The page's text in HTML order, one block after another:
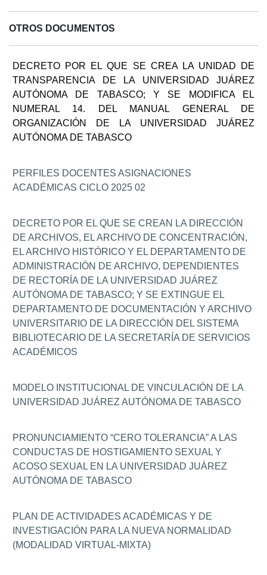
OTROS DOCUMENTOS
DECRETO POR EL QUE SE CREA LA UNIDAD DE
TRANSPARENCIA DE LA UNIVERSIDAD JUÁREZ
AUTÓNOMA DE TABASCO; Y SE MODIFICA EL
NUMERAL 14. DEL MANUAL GENERAL DE
ORGANIZACIÓN DE LA UNIVERSIDAD JUÁREZ
AUTÓNOMA DE TABASCO
PERFILES DOCENTES ASIGNACIONES
ACADÉMICAS CICLO 2025 02
DECRETO POR EL QUE SE CREAN LA DIRECCIÓN
DE ARCHIVOS, EL ARCHIVO DE CONCENTRACIÓN,
EL ARCHIVO HISTÓRICO Y EL DEPARTAMENTO DE
ADMINISTRACIÓN DE ARCHIVO, DEPENDIENTES
DE RECTORÍA DE LA UNIVERSIDAD JUÁREZ
AUTÓNOMA DE TABASCO; Y SE EXTINGUE EL
DEPARTAMENTO DE DOCUMENTACIÓN Y ARCHIVO
UNIVERSITARIO DE LA DIRECCIÓN DEL SISTEMA
BIBLIOTECARIO DE LA SECRETARÍA DE SERVICIOS
ACADÉMICOS
MODELO INSTITUCIONAL DE VINCULACIÓN DE LA
UNIVERSIDAD JUÁREZ AUTÓNOMA DE TABASCO
PRONUNCIAMIENTO “CERO TOLERANCIA” A LAS
CONDUCTAS DE HOSTIGAMIENTO SEXUAL Y
ACOSO SEXUAL EN LA UNIVERSIDAD JUÁREZ
AUTÓNOMA DE TABASCO
PLAN DE ACTIVIDADES ACADÉMICAS Y DE
INVESTIGACIÓN PARA LA NUEVA NORMALIDAD
(MODALIDAD VIRTUAL-MIXTA)